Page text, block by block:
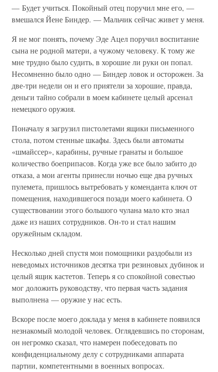
— Будет учиться. Покойный отец поручил мне его, —
вмешался Йене Биндер. — Мальчик сейчас живет у меня.
Я не мог понять, почему Эде Ацел поручил воспитание
сына не родной матери, а чужому человеку. К тому же
мне трудно было судить, в хорошие ли руки он попал.
Несомненно было одно — Биндер ловок и осторожен. За
две-три недели он и его приятели за хорошие, правда,
деньги тайно собрали в моем кабинете целый арсенал
немецкого оружия.
Поначалу я загрузил пистолетами ящики письменного
стола, потом стенные шкафы. Здесь были автоматы
«шмайссер», карабины, ручные гранаты и большое
количество боеприпасов. Когда уже все было забито до
отказа, а мои агенты принесли ночью еще два ручных
пулемета, пришлось вытребовать у коменданта ключ от
помещения, находившегося позади моего кабинета. О
существовании этого большого чулана мало кто знал
даже из наших сотрудников. Он-то и стал нашим
оружейным складом.
Несколько дней спустя мои помощники раздобыли из
неведомых источников десятка три резиновых дубинок и
целый ящик кастетов. Теперь я со спокойной совестью
мог доложить руководству, что первая часть задания
выполнена — оружие у нас есть.
Вскоре после моего доклада у меня в кабинете появился
незнакомый молодой человек. Оглядевшись по сторонам,
он негромко сказал, что намерен побеседовать по
конфиденциальному делу с сотрудниками аппарата
партии, компетентными в военных вопросах.